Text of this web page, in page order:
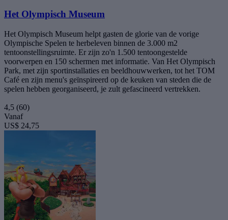
Het Olympisch Museum
Het Olympisch Museum helpt gasten de glorie van de vorige
Olympische Spelen te herbeleven binnen de 3.000 m2
tentoonstellingsruimte. Er zijn zo'n 1.500 tentoongestelde
voorwerpen en 150 schermen met informatie. Van Het Olympisch
Park, met zijn sportinstallaties en beeldhouwwerken, tot het TOM
Café en zijn menu's geïnspireerd op de keuken van steden die de
spelen hebben georganiseerd, je zult gefascineerd vertrekken.
4,5 (60)
Vanaf
US$ 24,75